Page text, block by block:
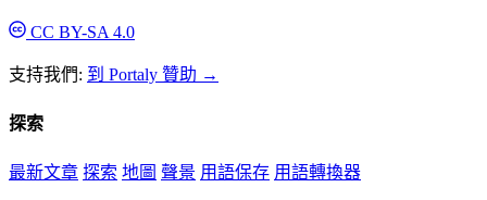
CC BY-SA 4.0
支持我們: 到 Portaly 贊助 →
探索
最新文章 探索 地圖 聲景 用語保存 用語轉換器